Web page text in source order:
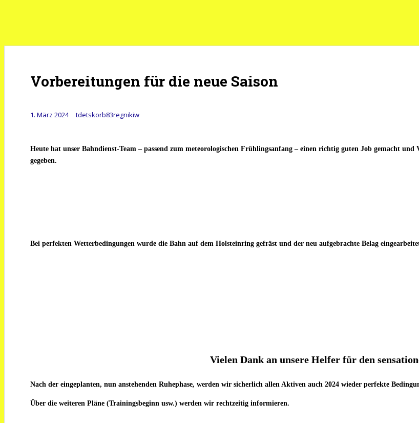
Vorbereitungen für die neue Saison
1. März 2024 tdetskorb83regnikiw
Heute hat unser Bahndienst-Team – passend zum meteorologischen Frühlingsanfang – einen richtig guten Job gemacht
gegeben.
Bei perfekten Wetterbedingungen wurde die Bahn auf dem Holsteinring gefräst und der neu aufgebrachte Belag
Vielen Dank an unsere Helfer für den
Nach der eingeplanten, nun anstehenden Ruhephase, werden wir sicherlich allen Aktiven auch 2024 wieder perfekte
Über die weiteren Pläne (Trainingsbeginn usw.) werden wir rechtzeitig informieren.